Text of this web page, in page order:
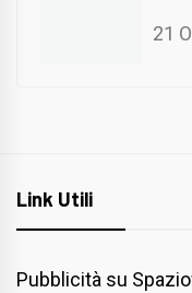
21
Link Utili
Pubblicità su